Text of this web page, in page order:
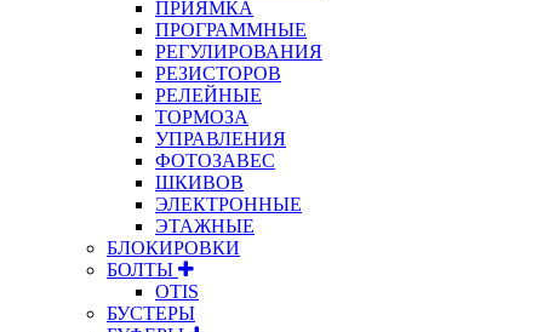
ПРИЯМКА
ПРОГРАММНЫЕ
РЕГУЛИРОВАНИЯ
РЕЗИСТОРОВ
РЕЛЕЙНЫЕ
ТОРМОЗА
УПРАВЛЕНИЯ
ФОТОЗАВЕС
ШКИВОВ
ЭЛЕКТРОННЫЕ
ЭТАЖНЫЕ
БЛОКИРОВКИ
БОЛТЫ
OTIS
БУСТЕРЫ